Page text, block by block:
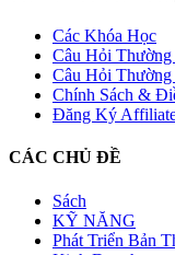
Các Khóa Học
Câu Hỏi Thường
Câu Hỏi Thường
Chính Sách &
Đăng Ký
CÁC CHỦ ĐỀ
Sách
KỸ NĂNG
Phát Triển Bản